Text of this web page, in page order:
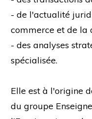
- de l'actualité
commerce et de la
- des analyses
spécialisée.
Elle est à l'origine
du groupe